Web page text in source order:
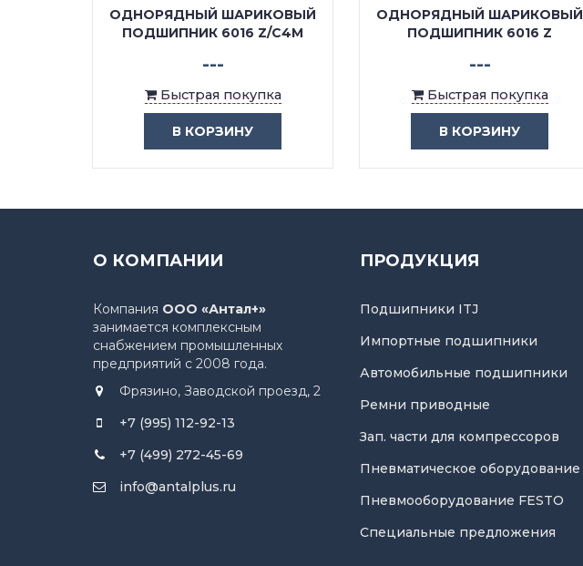
ОДНОРЯДНЫЙ ШАРИКОВЫЙ
ПОДШИПНИК 6016 Z/C4M
---
Быстрая покупка
В КОРЗИНУ
ОДНОРЯДНЫЙ ШАРИКОВЫЙ
ПОДШИПНИК 6016 Z
---
Быстрая покупка
В КОРЗИНУ
О КОМПАНИИ
Компания ООО «Антал+»
занимается комплексным
снабжением промышленных
предприятий с 2008 года.
Фрязино, Заводской проезд, 2
+7 (995) 112-92-13
+7 (499) 272-45-69
info@antalplus.ru
ПРОДУКЦИЯ
Подшипники ITJ
Импортные подшипники
Автомобильные подшипники
Ремни приводные
Зап. части для компрессоров
Пневматическое оборудование
Пневмооборудование FESTO
Специальные предложения